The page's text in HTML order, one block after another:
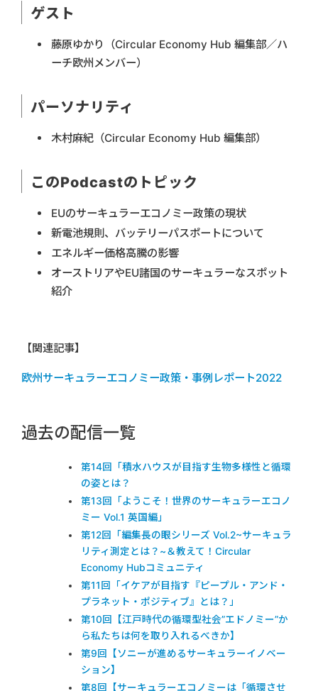
ゲスト
藤原ゆかり（Circular Economy Hub 編集部／ハ
ーチ欧州メンバー）
パーソナリティ
木村麻紀（Circular Economy Hub 編集部）
このPodcastのトピック
EUのサーキュラーエコノミー政策の現状
新電池規則、バッテリーパスポートについて
エネルギー価格高騰の影響
オーストリアやEU諸国のサーキュラーなスポット
紹介
【関連記事】
欧州サーキュラーエコノミー政策・事例レポート2022
過去の配信一覧
第14回「積水ハウスが目指す生物多様性と循環
の姿とは？
第13回「ようこそ！世界のサーキュラーエコノ
ミー Vol.1 英国編」
第12回「編集長の眼シリーズ Vol.2~サーキュラ
リティ測定とは？~＆教えて！Circular
Economy Hubコミュニティ
第11回「イケアが目指す『ピープル・アンド・
プラネット・ポジティブ』とは？」
第10回【江戸時代の循環型社会”エドノミー”か
ら私たちは何を取り入れるべきか】
第9回【ソニーが進めるサーキュラーイノベー
ション】
第8回【サーキュラーエコノミーは「循環させ